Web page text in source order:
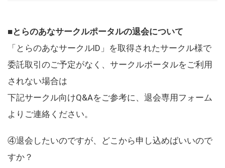
■とらのあなサークルポータルの退会について
「とらのあなサークルID」を取得されたサークル様で
委託取引のご予定がなく、サークルポータルをご利用
されない場合は
下記サークル向けQ&Aをご参考に、退会専用フォーム
よりご連絡ください。
④退会したいのですが、どこから申し込めばいいので
すか？